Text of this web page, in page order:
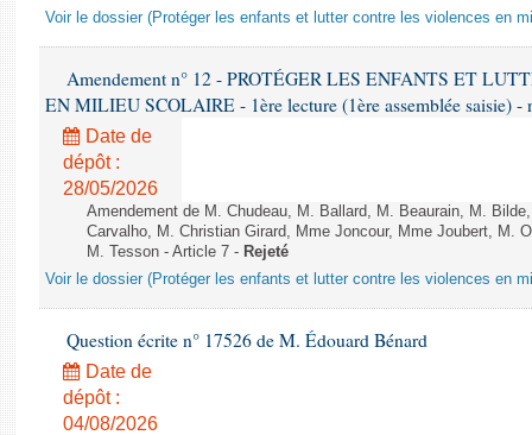
Voir le dossier (Protéger les enfants et lutter contre les violences en
Amendement n° 12 - PROTÉGER LES ENFANTS ET
EN MILIEU SCOLAIRE - 1ère lecture (1ère assemblée saisie) -
Date de
dépôt :
28/05/2026
Amendement de M. Chudeau, M. Ballard, M. Beaurain, M.
Carvalho, M. Christian Girard, Mme Joncour, Mme Joubert, M.
M. Tesson - Article 7 - Rejeté
Voir le dossier (Protéger les enfants et lutter contre les violences en
Question écrite n° 17526 de M. Édouard Bénard
Date de
dépôt :
04/08/2026